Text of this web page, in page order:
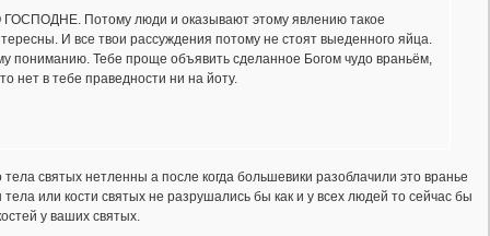
Потому люди и оказывают этому явлению такое
И все твои рассуждения потому не стоят выеденного яйца.
пониманию. Тебе проще объявить сделанное Богом чудо враньём,
нет в тебе праведности ни на йоту.
святых нетленны а после когда большевики разоблачили это вранье
или кости святых не разрушались бы как и у всех людей то сейчас бы
у ваших святых.